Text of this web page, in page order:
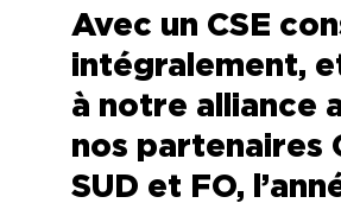
Avec un CSE
intégralement,
à notre alliance
nos partenaires
SUD et FO,